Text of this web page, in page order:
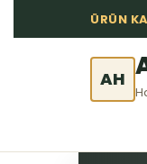
ÜRÜN
AH